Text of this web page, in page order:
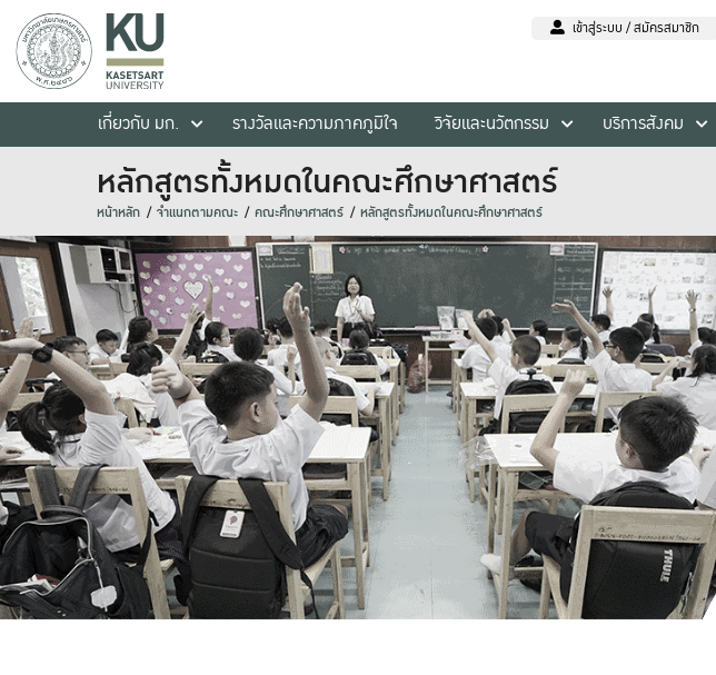
เข้าสู่ระบบ / สมัครสมาชิก
เกี่ยวกับ มก.
รางวัลและความภาคภูมิใจ วิจัยและนวัตกรรม บริการสังคม
หลักสูตรทั้งหมดในคณะศึกษาศาสตร์
หน้าหลัก จำแนกตามคณะ คณะศึกษาศาสตร์ หลักสูตรทั้งหมดในคณะศึกษาศาสตร์